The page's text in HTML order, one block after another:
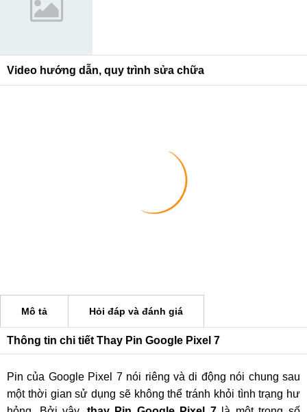
Video hướng dẫn, quy trình sửa chữa
Mô tả Hỏi đáp và đánh giá
Thông tin chi tiết Thay Pin Google Pixel 7
Pin của Google Pixel 7 nói riêng và di động nói chung sau
một thời gian sử dụng sẽ không thể tránh khỏi tình trạng hư